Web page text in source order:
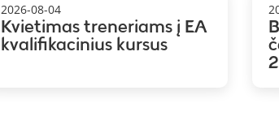
2026-08-04
Kvietimas treneriams į EA
kvalifikacinius kursus